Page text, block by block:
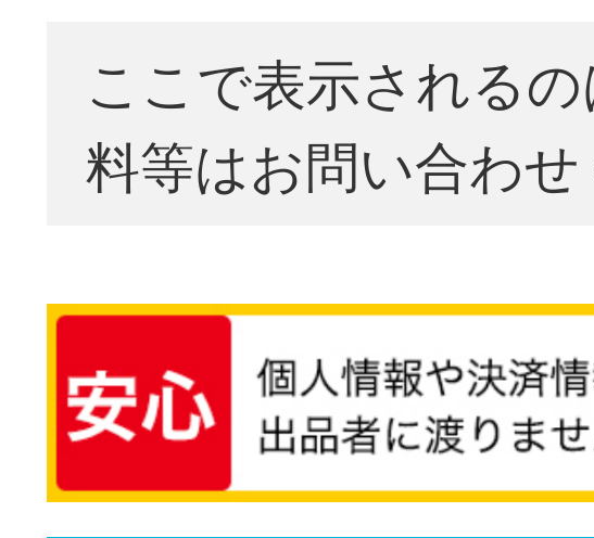
ここで表示される
料等はお問い合わ